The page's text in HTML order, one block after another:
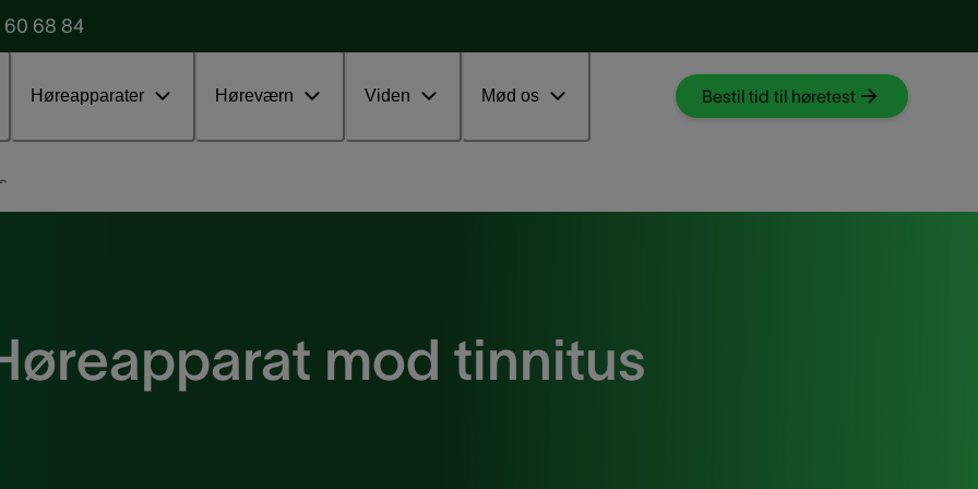
60 68 84
Høreapparater Høreværn Viden Mød os Bestil tid til høretest
Udfyld vores formular Test uden ventetid
mod tinnitus